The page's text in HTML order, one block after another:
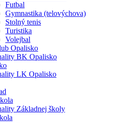
Futbal
Gymnastika (telovýchova)
Stolný tenis
Turistika
Volejbal
Opalisko
BK Opalisko
LK Opalisko
Základnej školy